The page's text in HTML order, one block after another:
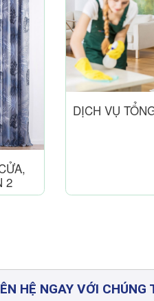
2
DỊCH VỤ
HỆ NGAY VỚI CHÚNG